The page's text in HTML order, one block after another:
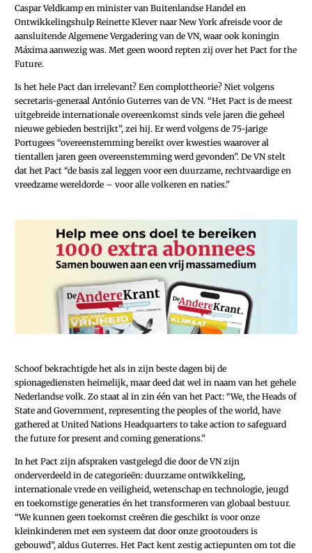
Caspar Veldkamp en minister van Buitenlandse Handel en
Ontwikkelingshulp Reinette Klever naar New York afreisde voor de
aansluitende Algemene Vergadering van de VN, waar ook koningin
Máxima aanwezig was. Met geen woord repten zij over het Pact for the
Future.
Is het hele Pact dan irrelevant? Een complottheorie? Niet volgens
secretaris-generaal António Guterres van de VN. “Het Pact is de meest
uitgebreide internationale overeenkomst sinds vele jaren die geheel
nieuwe gebieden bestrijkt”, zei hij. Er werd volgens de 75-jarige
Portugees “overeenstemming bereikt over kwesties waarover al
tientallen jaren geen overeenstemming werd gevonden”. De VN stelt
dat het Pact “de basis zal leggen voor een duurzame, rechtvaardige en
vreedzame wereldorde – voor alle volkeren en naties.”
Schoof bekrachtigde het als in zijn beste dagen bij de
spionagediensten heimelijk, maar deed dat wel in naam van het gehele
Nederlandse volk. Zo staat al in zin één van het Pact: “We, the Heads of
State and ­Government, representing the peoples of the world, have
gathered at United Nations Headquarters to take action to safeguard
the future for present and coming generations.”
In het Pact zijn afspraken vastgelegd die door de VN zijn
onderverdeeld in de categorieën: duurzame ontwikkeling,
internationale vrede en veiligheid, wetenschap en technologie, jeugd
en toekomstige generaties én het transformeren van globaal bestuur.
“We kunnen geen toekomst creëren die geschikt is voor onze
kleinkinderen met een systeem dat door onze grootouders is
gebouwd”, aldus Guterres. Het Pact kent zestig actiepunten om tot die